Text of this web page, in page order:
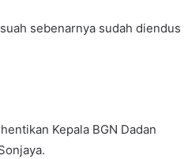
sebenarnya sudah diendus
Kepala BGN Dadan